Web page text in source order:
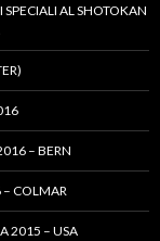
AL SHOTOKAN
– BERN
COLMAR
2015 – USA